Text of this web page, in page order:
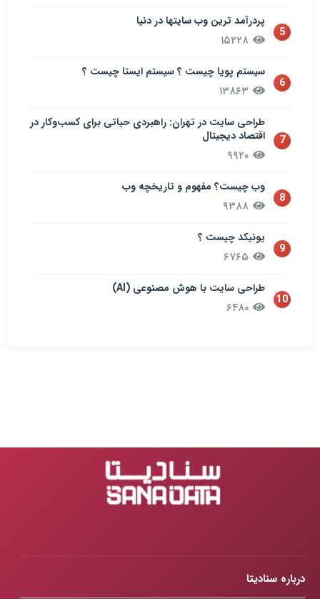
5
پردرآمد ترین وب سایتها در دنیا
۱۵۲۲۸
6
سيستم پويا چیست ؟ سيستم ایستا چیست ؟
7
طراحی سایت در تهران: راهبردی حیاتی برای کسب‌وکار در
اقتصاد دیجیتال
۹۹۲۰
8
وب چیست؟ مفهوم و تاریخچه وب
۹۳۸۸
9
یونیکد چیست ؟
10
طراحی سایت با هوش مصنوعی (AI)
۶۴۸۰
درباره سنادیتا